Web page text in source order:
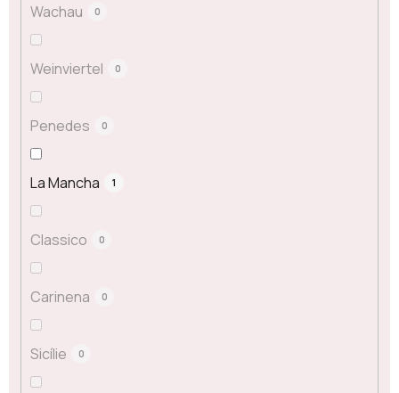
Wachau 0
Weinviertel 0
Penedes 0
La Mancha 1
Classico 0
Carinena 0
Sicílie 0